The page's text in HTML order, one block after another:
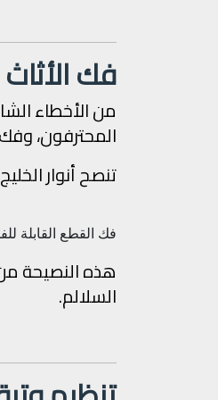
فك
من الأخطاء
المحترفون، وفك
تنصح أنوار
فك القطع القابلة
هذه النصيحة
السلالم.